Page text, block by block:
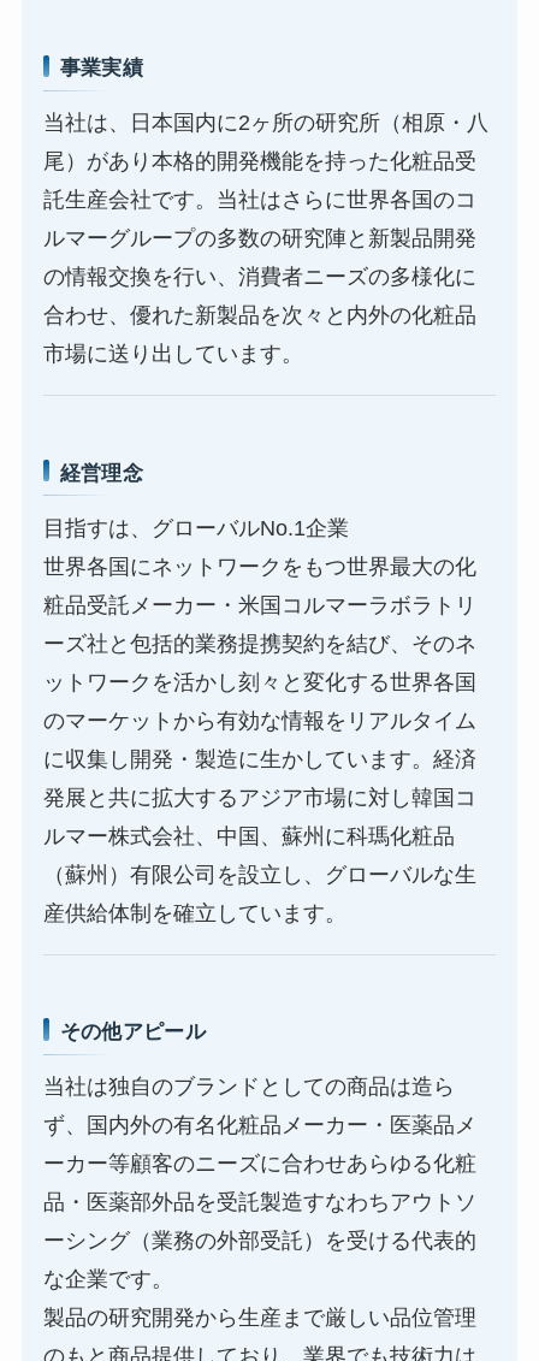
事業実績
当社は、日本国内に2ヶ所の研究所（相原・八
尾）があり本格的開発機能を持った化粧品受
託生産会社です。当社はさらに世界各国のコ
ルマーグループの多数の研究陣と新製品開発
の情報交換を行い、消費者ニーズの多様化に
合わせ、優れた新製品を次々と内外の化粧品
市場に送り出しています。
経営理念
目指すは、グローバルNo.1企業
世界各国にネットワークをもつ世界最大の化
粧品受託メーカー・米国コルマーラボラトリ
ーズ社と包括的業務提携契約を結び、そのネ
ットワークを活かし刻々と変化する世界各国
のマーケットから有効な情報をリアルタイム
に収集し開発・製造に生かしています。経済
発展と共に拡大するアジア市場に対し韓国コ
ルマー株式会社、中国、蘇州に科瑪化粧品
（蘇州）有限公司を設立し、グローバルな生
産供給体制を確立しています。
その他アピール
当社は独自のブランドとしての商品は造ら
ず、国内外の有名化粧品メーカー・医薬品メ
ーカー等顧客のニーズに合わせあらゆる化粧
品・医薬部外品を受託製造すなわちアウトソ
ーシング（業務の外部受託）を受ける代表的
な企業です。
製品の研究開発から生産まで厳しい品位管理
のもと商品提供しており、業界でも技術力は